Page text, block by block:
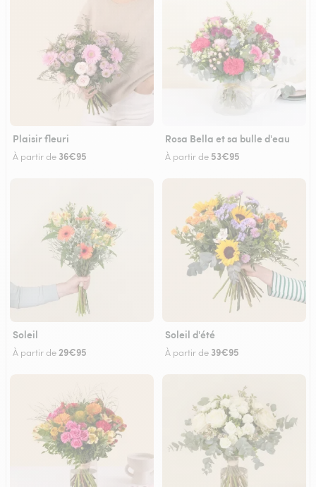
Plaisir fleuri
À partir de 36€95
Rosa Bella et sa bulle d'eau
À partir de 53€95
Soleil
À partir de 29€95
Soleil d'été
À partir de 39€95